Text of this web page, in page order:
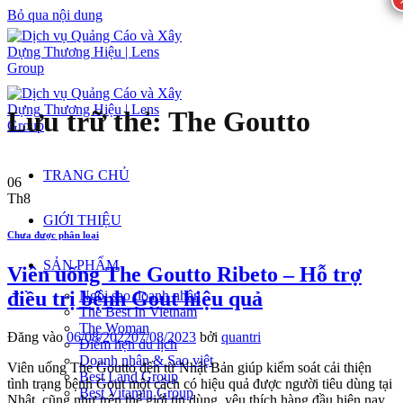
Bỏ qua nội dung
TRANG CHỦ
GIỚI THIỆU
SẢN PHẨM
Ngôi sao doanh nhân
The Best In Vietnam
The Woman
Điểm hẹn du lịch
Doanh nhân & Sao việt
Best Land Group
Best Vitamin Group
Lưu trữ thẻ: The Goutto
06
Th8
Chưa được phân loại
Viên uống The Goutto Ribeto – Hỗ trợ
điều trị bệnh Gout hiệu quả
Đăng vào06/08/202207/08/2023 bởi quantri
Viên uống The Goutto đến từ Nhật Bản giúp kiểm soát cải thiện
tình trạng bệnh Gout một cách có hiệu quả được người tiêu dùng tại
Nhật, cũng như trên thế giới tin dùng, yêu thích hàng đầu hiện nay.